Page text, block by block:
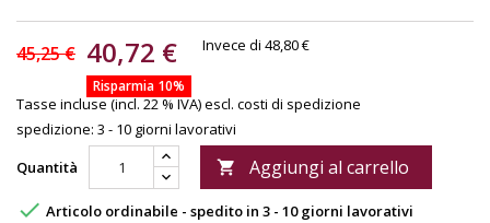
45,25 € 40,72 €
Risparmia 10%
Invece di 48,80 €
Tasse incluse (incl. 22 % IVA)escl. costi di spedizione
spedizione: 3 - 10 giorni lavorativi
Quantità
 Aggiungi al carrello
 Articolo ordinabile - spedito in 3 - 10 giorni lavorativi